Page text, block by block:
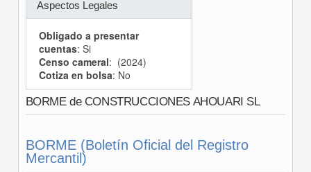
Aspectos Legales
Obligado a presentar
cuentas: Si
Censo cameral: (2024)
Cotiza en bolsa: No
BORME de CONSTRUCCIONES AHOUARI SL
BORME (Boletín Oficial del Registro
Mercantil)